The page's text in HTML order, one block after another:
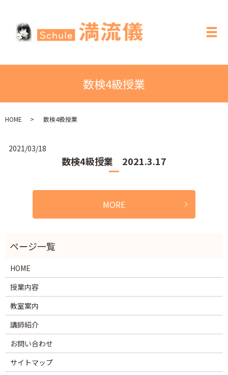
メ
数検4級授業
HOME 数検4級授業
2021/03/18
数検4級授業 2021.3.17
MORE
HOME
授業内容
教室案内
講師紹介
お問い合わせ
サイトマップ